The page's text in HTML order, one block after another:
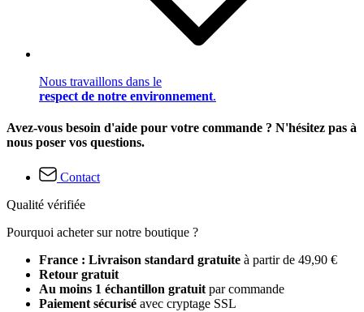
Nous travaillons dans le
respect de notre environnement.
Avez-vous besoin d'aide pour votre commande ? N'hésitez pas à
nous poser vos questions.
Contact
Qualité vérifiée
Pourquoi acheter sur notre boutique ?
France : Livraison standard gratuite à partir de 49,90 €
Retour gratuit
Au moins 1 échantillon gratuit par commande
Paiement sécurisé avec cryptage SSL